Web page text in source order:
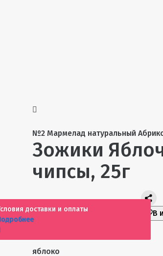
№2 Мармелад натуральный
Зожики
чипсы, 25г
В
яблоко
доставки и оплаты